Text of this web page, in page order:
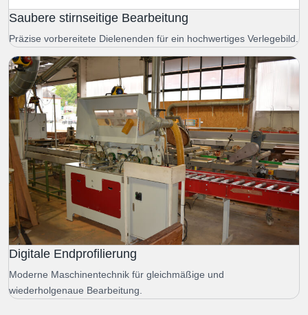
Saubere stirnseitige Bearbeitung
Präzise vorbereitete Dielenenden für ein hochwertiges Verlegebild.
Digitale Endprofilierung
Moderne Maschinentechnik für gleichmäßige und
wiederholgenaue Bearbeitung.